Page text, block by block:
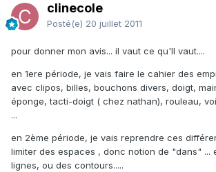
clinecole
Posté(e) 20 juillet 2011
pour donner mon avis... il vaut ce qu'll vaut....
en 1ere période, je vais faire le cahier des
avec clipos, billes, bouchons divers, doigt,
éponge, tacti-doigt ( chez nathan), rouleau,
...
en 2ème période, je vais reprendre ces
limiter des espaces , donc notion de "dans" ...
lignes, ou des contours.....